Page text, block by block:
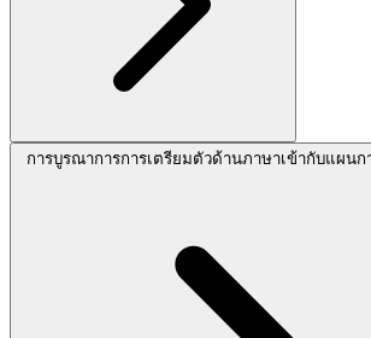
การบูรณาการการเตรียมตัวด้านภาษาเข้ากับแผน